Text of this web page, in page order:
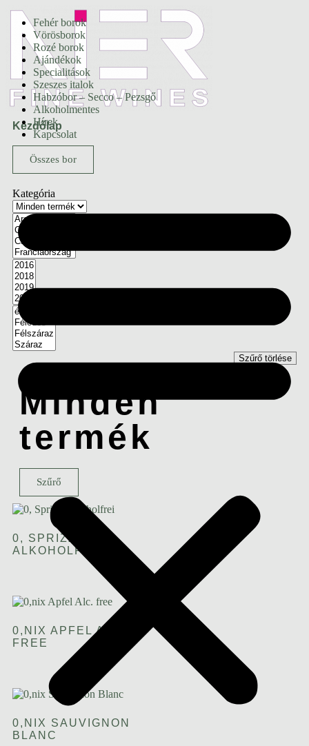
Fehér borok
Vörösborok
Rozé borok
Ajándékok
Specialitások
Szeszes italok
Habzóbor – Secco – Pezsgő
Alkoholmentes
Hírek
Kapcsolat
Kezdőlap
Összes bor
Kategória
Szűrő törlése
Minden
termék
Szűrő
0, SPRIZZ
ALKOHOLFREI
0,NIX APFEL ALC.
FREE
0,NIX SAUVIGNON
BLANC